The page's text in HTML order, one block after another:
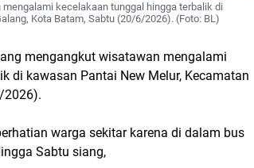
kecelakaan tunggal hingga terbalik di
Kota Batam, Sabtu (20/6/2026). (Foto: BL)
mengangkut wisatawan mengalami
di kawasan Pantai New Melur, Kecamatan
2026).
warga sekitar karena di dalam bus
Sabtu siang,